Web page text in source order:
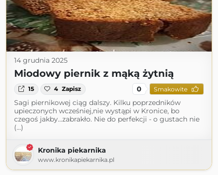
14 grudnia 2025
Miodowy piernik z mąką żytnią
15 4 Zapisz 0 Smakowite
Sagi piernikowej ciąg dalszy. Kilku poprzedników
upieczonych wcześniej,nie wystąpi w Kronice, bo
czegoś jakby...zabrakło. Nie do perfekcji - o gustach nie
(...)
Kronika piekarnika
www.kronikapiekarnika.pl